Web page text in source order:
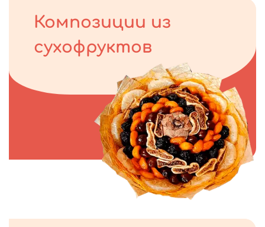
Композиции из
сухофруктов